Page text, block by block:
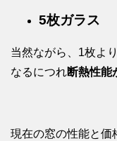
5枚ガラス
当然ながら、1枚よ
なるにつれ断熱性能
現在の窓の性能と価